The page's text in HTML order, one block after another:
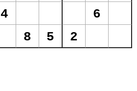
4
6
8
5 2